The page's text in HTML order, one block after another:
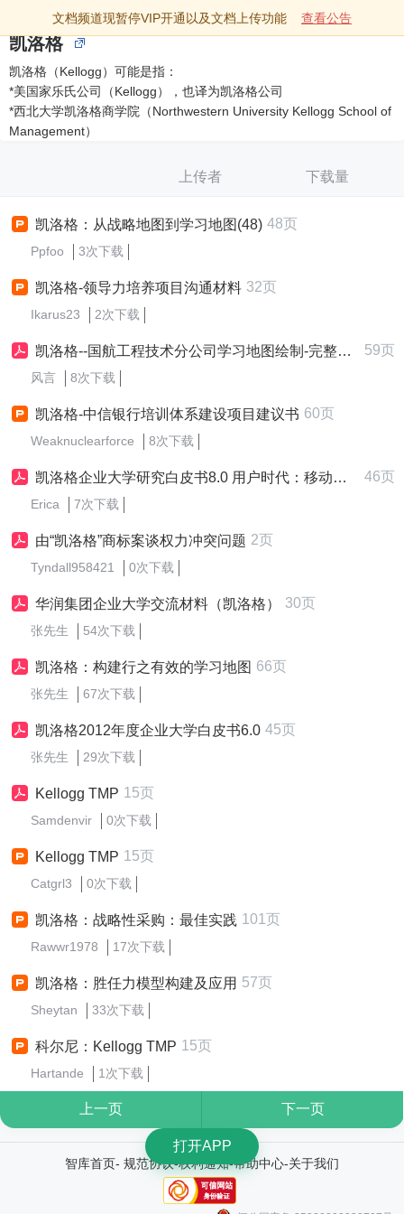
文档频道现暂停VIP开通以及文档上传功能 查看公告
凯洛格
凯洛格（Kellogg）可能是指：
*美国家乐氏公司（Kellogg），也译为凯洛格公司
*西北大学凯洛格商学院（Northwestern University Kellogg School of
Management）
上传者 下载量
凯洛格：从战略地图到学习地图(48) 48页
Ppfoo 3次下载
凯洛格-领导力培养项目沟通材料 32页
Ikarus23 2次下载
凯洛格--国航工程技术分公司学习地图绘制-完整版v2 59页
风言 8次下载
凯洛格-中信银行培训体系建设项目建议书 60页
Weaknuclearforce 8次下载
凯洛格企业大学研究白皮书8.0 用户时代：移动互联下的企业人才培养 46页
Erica 7次下载
由“凯洛格”商标案谈权力冲突问题 2页
Tyndall958421 0次下载
华润集团企业大学交流材料（凯洛格） 30页
张先生 54次下载
凯洛格：构建行之有效的学习地图 66页
张先生 67次下载
凯洛格2012年度企业大学白皮书6.0 45页
张先生 29次下载
Kellogg TMP 15页
Samdenvir 0次下载
Kellogg TMP 15页
Catgrl3 0次下载
凯洛格：战略性采购：最佳实践 101页
Rawwr1978 17次下载
凯洛格：胜任力模型构建及应用 57页
Sheytan 33次下载
科尔尼：Kellogg TMP 15页
Hartande 1次下载
上一页 下一页
智库首页- 规范协议-权利通知-帮助中心-关于我们
打开APP